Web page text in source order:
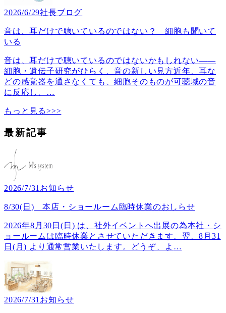
2026/6/29社長ブログ
音は、耳だけで聴いているのではない？ 細胞も聞いて
いる
音は、耳だけで聴いているのではないかもしれない――
細胞・遺伝子研究がひらく、音の新しい見方近年、耳な
どの感覚器を通さなくても、細胞そのものが可聴域の音
に反応し、 …
もっと見る>>>
最新記事
2026/7/31 お知らせ
8/30(日) 本店・ショールーム臨時休業のおしらせ
2026年8月30日(日) は、社外イベントへ出展の為本社・シ
ョールームは臨時休業とさせていただきます。翌、8月31
日(月) より通常営業いたします。どうぞ、よ …
2026/7/31 お知らせ